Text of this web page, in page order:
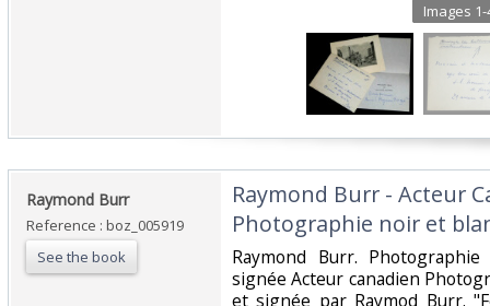
Images
‎Raymond Burr‎
Reference : boz_005919
See the book
‎Raymond Burr - Acteur
Photographie noir et
‎Raymond Burr.
signée Acteur canadien
et signée par Raymod Burr.